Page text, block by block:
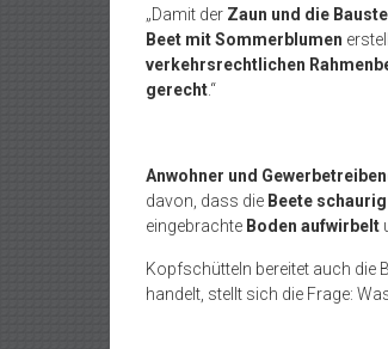
„Damit der Zaun und die
Beet mit Sommerblumen
verkehrsrechtlichen
gerecht.“
Anwohner und
davon, dass die Beete schaurig
eingebrachte Boden aufwirbelt
Kopfschütteln bereitet auch die
handelt, stellt sich die Frage: